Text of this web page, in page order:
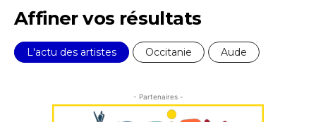
Prénom
Adresse email*
Affiner vos résultats
L'actu des artistes Occitanie Aude
- Partenaires -